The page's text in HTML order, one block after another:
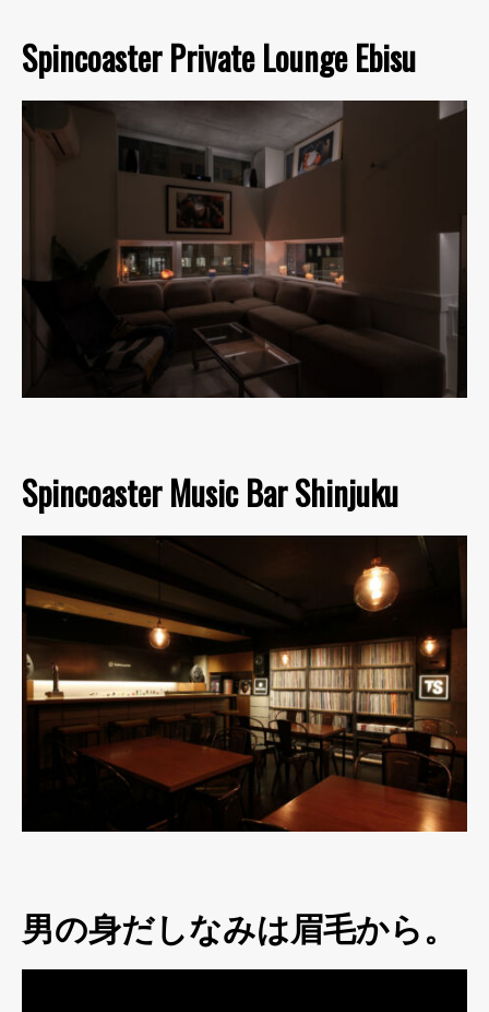
Spincoaster Private Lounge Ebisu
Spincoaster Music Bar Shinjuku
男の身だしなみは眉毛から。